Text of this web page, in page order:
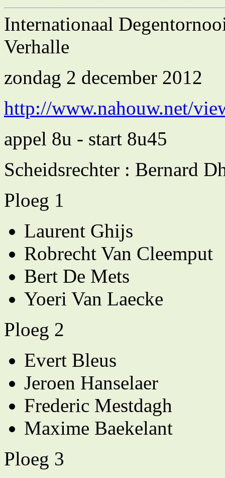
Internationaal
Verhalle
zondag 2 december 2012
http://www.nahouw.net/
appel 8u - start 8u45
Scheidsrechter : Bernard
Ploeg 1
Laurent Ghijs
Robrecht Van Cleemput
Bert De Mets
Yoeri Van Laecke
Ploeg 2
Evert Bleus
Jeroen Hanselaer
Frederic Mestdagh
Maxime Baekelant
Ploeg 3